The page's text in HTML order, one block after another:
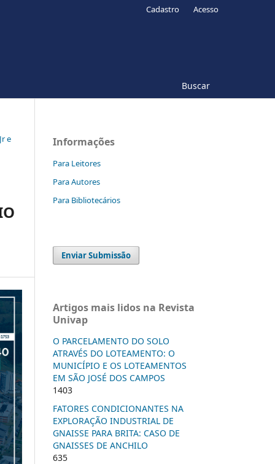
Buscar
Cadastro Acesso
e
Informações
Para Leitores
Para Autores
Para Bibliotecários
Enviar Submissão
Artigos mais lidos na Revista
Univap
O PARCELAMENTO DO SOLO
ATRAVÉS DO LOTEAMENTO: O
MUNICÍPIO E OS LOTEAMENTOS
EM SÃO JOSÉ DOS CAMPOS
1403
FATORES CONDICIONANTES NA
EXPLORAÇÃO INDUSTRIAL DE
GNAISSE PARA BRITA: CASO DE
GNAISSES DE ANCHILO
635